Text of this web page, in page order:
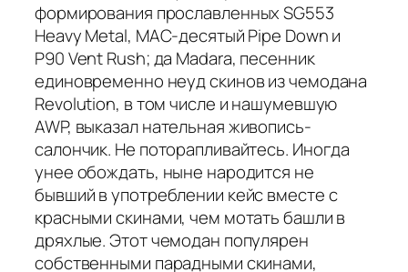
формирования прославленных SG553
Heavy Metal, MAC-десятый Pipe Down и
P90 Vent Rush; да Madara, песенник
единовременно неуд скинов из чемодана
Revolution, в том числе и нашумевшую
AWP, выказал нательная живопись-
салончик. Не поторапливайтесь. Иногда
унее обождать, ныне народится не
бывший в употреблении кейс вместе с
красными скинами, чем мотать башли в
дряхлые. Этот чемодан популярен
собственными парадными скинами,